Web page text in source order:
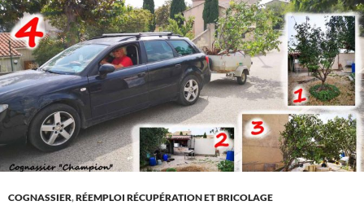
COGNASSIER,RÉEMPLOI RÉCUPÉRATION ET BRICOLAGE